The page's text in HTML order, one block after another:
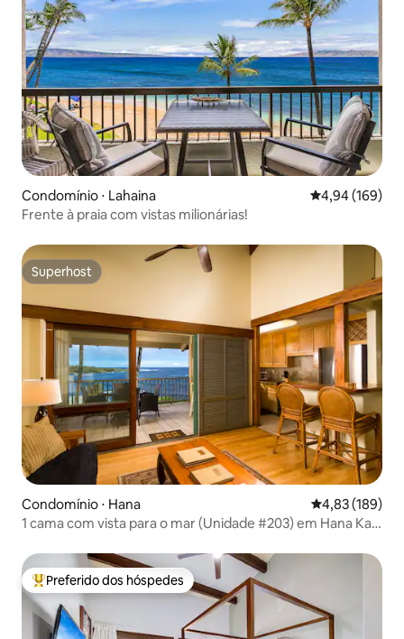
Condomínio ⋅ Lahaina 4,94 de uma
4,94 (169)
Frente à praia com vistas milionárias!
Superhost
Superhost
Condomínio ⋅ Hana 4,83 de uma
4,83 (189)
1 cama com vista para o mar (Unidade #203) em Hana Kai
Entre os melhores preferidos dos hóspedes
Preferido dos hóspedes